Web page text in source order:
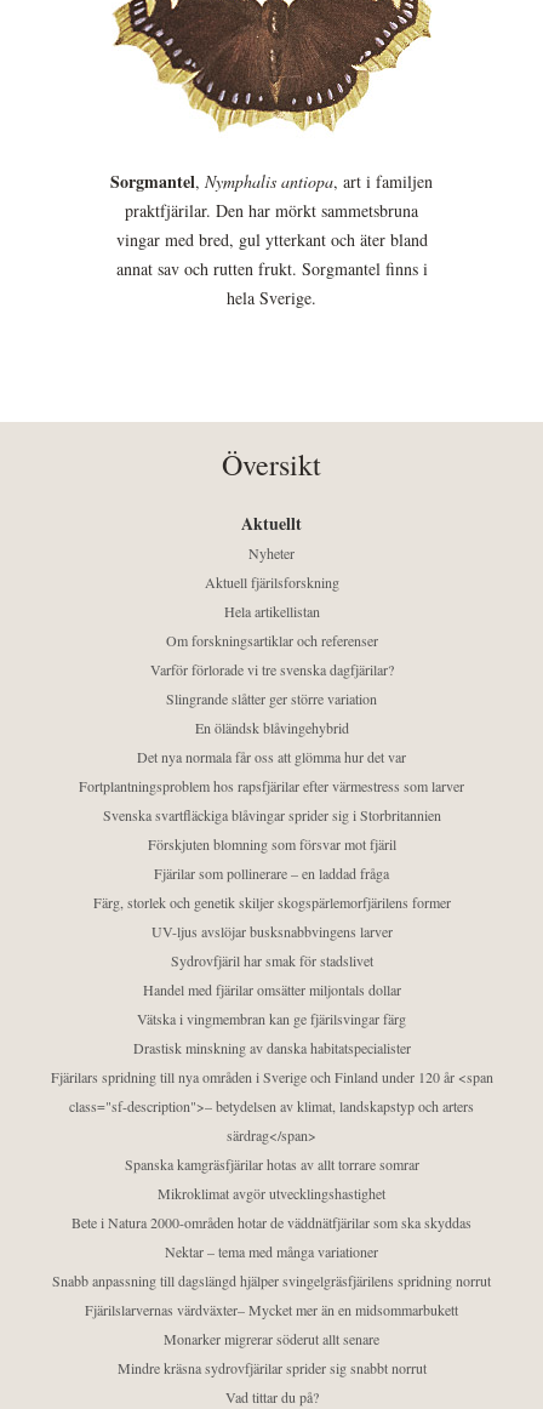
Sorgmantel, Nymphalis antiopa, art i familjen
praktfjärilar. Den har mörkt sammetsbruna
vingar med bred, gul ytterkant och äter bland
annat sav och rutten frukt. Sorgmantel finns i
hela Sverige.
Översikt
Aktuellt
Nyheter
Aktuell fjärilsforskning
Hela artikellistan
Om forskningsartiklar och referenser
Varför förlorade vi tre svenska dagfjärilar?
Slingrande slåtter ger större variation
En öländsk blåvingehybrid
Det nya normala får oss att glömma hur det var
Fortplantningsproblem hos rapsfjärilar efter värmestress som larver
Svenska svartfläckiga blåvingar sprider sig i Storbritannien
Förskjuten blomning som försvar mot fjäril
Fjärilar som pollinerare – en laddad fråga
Färg, storlek och genetik skiljer skogspärlemorfjärilens former
UV-ljus avslöjar busksnabbvingens larver
Sydrovfjäril har smak för stadslivet
Handel med fjärilar omsätter miljontals dollar
Vätska i vingmembran kan ge fjärilsvingar färg
Drastisk minskning av danska habitatspecialister
Fjärilars spridning till nya områden i Sverige och Finland under 120 år <span
class="sf-description">– betydelsen av klimat, landskapstyp och arters
särdrag</span>
Spanska kamgräsfjärilar hotas av allt torrare somrar
Mikroklimat avgör utvecklingshastighet
Bete i Natura 2000-områden hotar de väddnätfjärilar som ska skyddas
Nektar – tema med många variationer
Snabb anpassning till dagslängd hjälper svingelgräsfjärilens spridning norrut
Fjärilslarvernas värdväxter– Mycket mer än en midsommarbukett
Monarker migrerar söderut allt senare
Mindre kräsna sydrovfjärilar sprider sig snabbt norrut
Vad tittar du på?